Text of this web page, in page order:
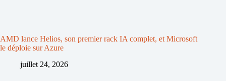
AMD lance Helios, son premier rack IA complet, et Microsoft
le déploie sur Azure
juillet 24, 2026